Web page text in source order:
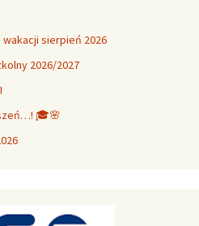
sierpień 2026
2026/2027
🎓🌸